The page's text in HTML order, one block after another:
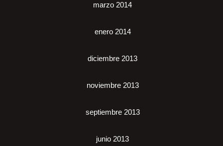
marzo 2014
enero 2014
diciembre 2013
noviembre 2013
septiembre 2013
junio 2013